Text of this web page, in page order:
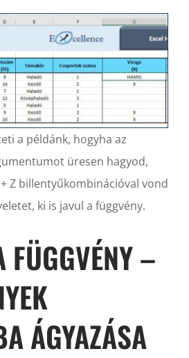
a példánk, hogyha az
üresen hagyod,
Z billentyűkombinációval vond
ki is javul a függvény.
FÜGGVÉNY –
ÁGYAZÁSA